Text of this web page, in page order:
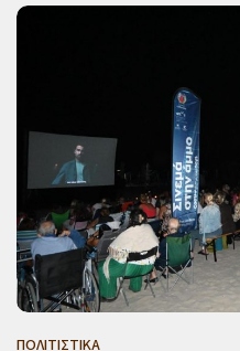
ΠΟΛΙΤΙΣΤΙΚΑ